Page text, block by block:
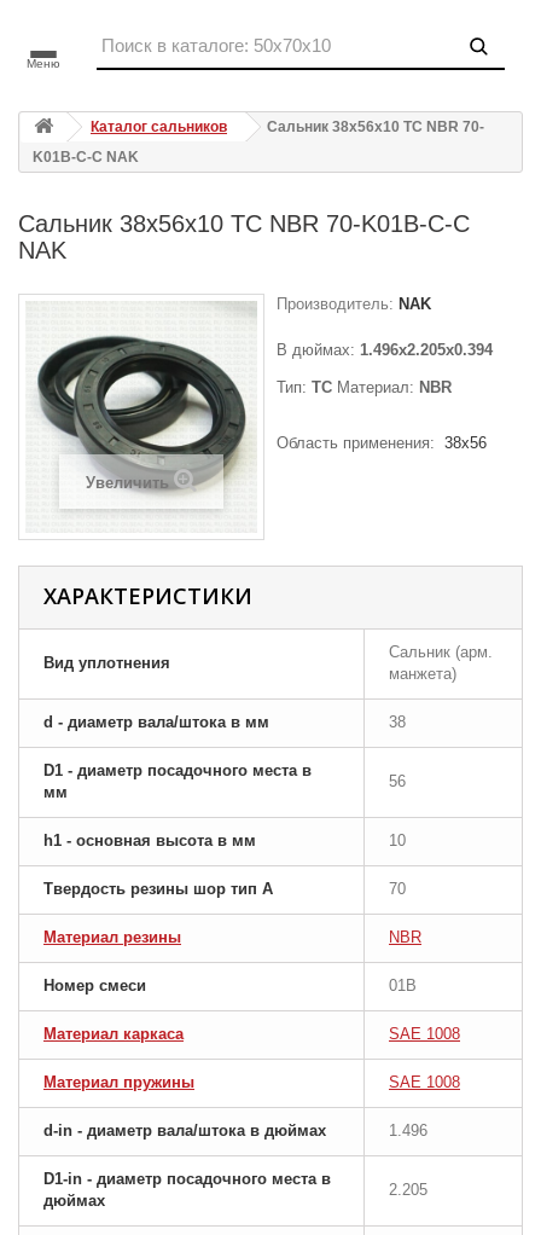
Меню
Каталог сальников
Сальник 38x56x10 TC NBR 70-
K01B-C-C NAK
Сальник 38x56x10 TC NBR 70-K01B-C-C
NAK
Увеличить
Производитель: NAK
В дюймах: 1.496x2.205x0.394
Тип: TC Материал: NBR
Область применения: 38x56
ХАРАКТЕРИСТИКИ
Вид уплотнения
Сальник (арм.
манжета)
d - диаметр вала/штока в мм 38
D1 - диаметр посадочного места в
мм
56
h1 - основная высота в мм 10
Твердость резины шор тип A 70
Материал резины NBR
Номер смеси 01B
Материал каркаса SAE 1008
Материал пружины SAE 1008
d-in - диаметр вала/штока в дюймах 1.496
D1-in - диаметр посадочного места в
дюймах
2.205